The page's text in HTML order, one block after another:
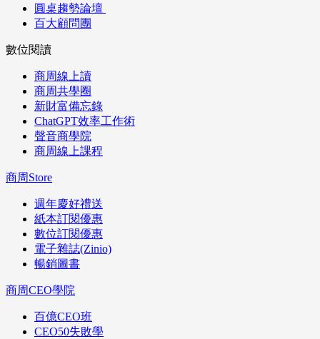
圓桌趨勢論壇
百大顧問團
數位閱讀
商周線上讀
商周共學圈
新財富備忘錄
ChatGPT效率工作術
聲音商學院
商周線上課程
商周Store
週年慶好禮送
紙本訂閱優惠
數位訂閱優惠
電子雜誌(Zinio)
暢銷圖書
商周CEO學院
百億CEO班
CEO50失敗學